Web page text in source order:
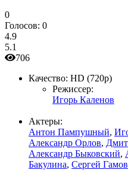
0
Голосов: 0
4.9
5.1
706
Качество: HD (720p)
Режиссер:
Игорь Каленов
Актеры:
Антон Пампушный,
Александр Орлов,
Александр Быковский,
Бакулина, Сергей Гамов